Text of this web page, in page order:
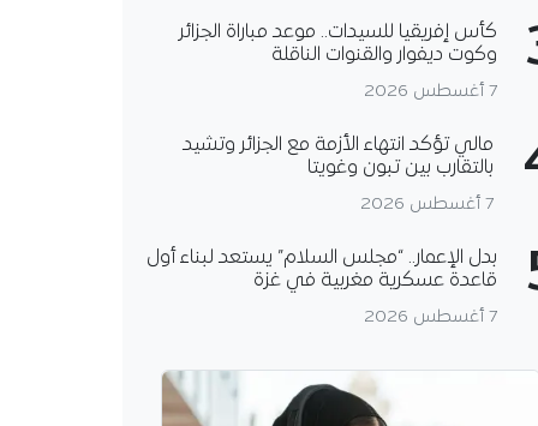
كأس إفريقيا للسيدات.. موعد مباراة الجزائر
وكوت ديفوار والقنوات الناقلة
7 أغسطس 2026
مالي تؤكد انتهاء الأزمة مع الجزائر وتشيد
بالتقارب بين تبون وغويتا
7 أغسطس 2026
بدل الإعمار.. “مجلس السلام” يستعد لبناء أول
قاعدة عسكرية مغربية في غزة
7 أغسطس 2026